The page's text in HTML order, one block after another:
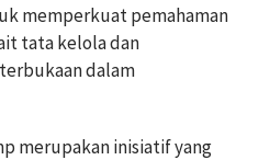
memperkuat pemahaman
tata kelola dan
dalam
merupakan inisiatif yang